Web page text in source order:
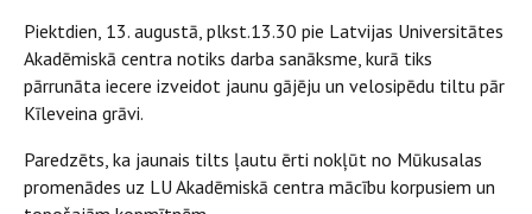
Piektdien, 13. augustā, plkst.13.30 pie Latvijas Universitātes
Akadēmiskā centra notiks darba sanāksme, kurā tiks
pārrunāta iecere izveidot jaunu gājēju un velosipēdu tiltu pār
Kīleveina grāvi.
Paredzēts, ka jaunais tilts ļautu ērti nokļūt no Mūkusalas
promenādes uz LU Akadēmiskā centra mācību korpusiem un